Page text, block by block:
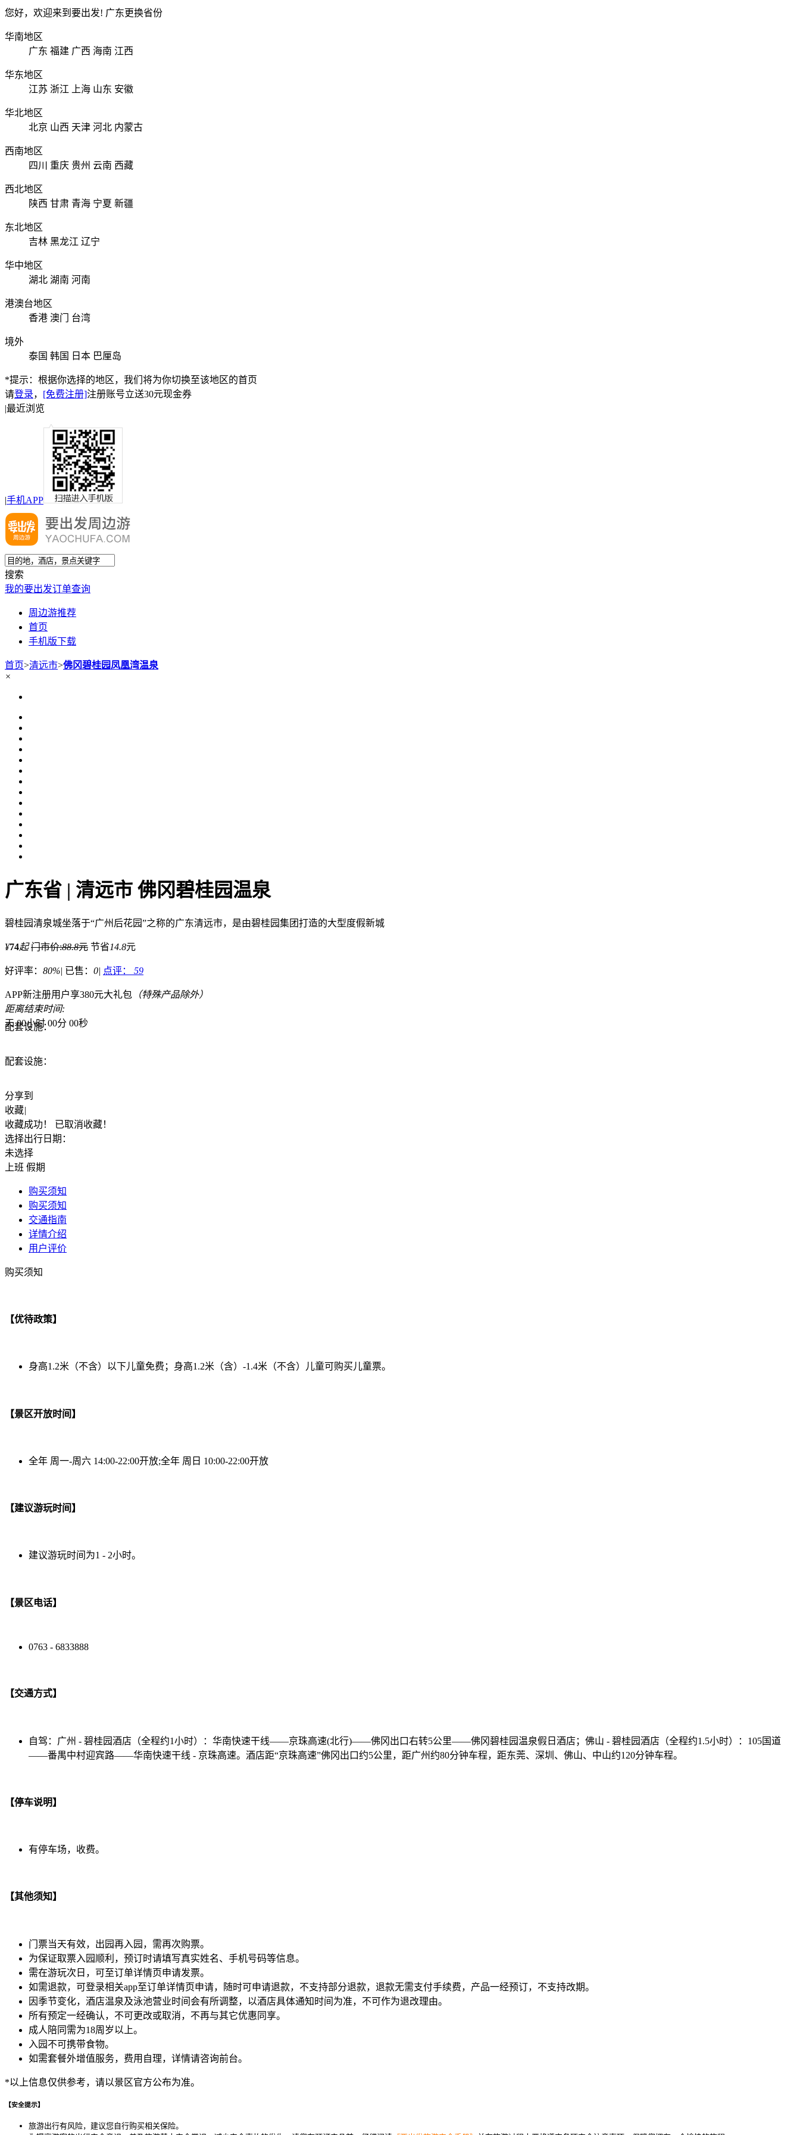
您好，欢迎来到要出发! 广东更换省份
华南地区
广东 福建 广西 海南 江西
华东地区
江苏 浙江 上海 山东 安徽
华北地区
北京 山西 天津 河北 内蒙古
西南地区
四川
重庆 贵州 云南 西藏
西北地区
陕西 甘肃 青海 宁夏 新疆
东北地区
吉林 黑龙江 辽宁
华中地区
湖北 湖南 河南
港澳台地区
香港 澳门 台湾
境外
泰国 韩国 日本 巴厘岛
*提示：根据你选择的地区，我们将为你切换至该地区的首页
请登录， [免费注册]注册账号立送30元现金券
|最近浏览
|手机APP
搜索
我的要出发订单查询
周边游推荐
首页
手机版下载
首页>清远市>佛冈碧桂园凤凰湾温泉
×
广东省 | 清远市 佛冈碧桂园温泉
碧桂园清泉城坐落于“广州后花园”之称的广东清远市，是由碧桂园集团打造的大型度假新城
¥74起 门市价:88.8元 节省14.8元
好评率： 80%| 已售： 0| 点评： 59
APP新注册用户享380元大礼包 （特殊产品除外）
距离结束时间:
天00小时00分 00秒
配套设施：
配套设施：
分享到
收藏|
收藏成功！
已取消收藏！
选择出行日期：
未选择
上班 假期
购买须知
购买须知
交通指南
详情介绍
用户评价
购买须知
【优待政策】
身高1.2米（不含）以下儿童免费；身高1.2米（含）-1.4米（不含）儿童可购买儿童票。
【景区开放时间】
全年 周一-周六 14:00-22:00开放;全年 周日 10:00-22:00开放
【建议游玩时间】
建议游玩时间为1 - 2小时。
【景区电话】
0763 - 6833888
【交通方式】
自驾：广州 - 碧桂园酒店（全程约1小时）：华南快速干线——京珠高速(北行)——佛冈出口右转5公里——佛冈碧桂园温泉假日酒店；佛山 - 碧桂园酒店（全程约1.5小时）：105国道
——番禺中村迎宾路——华南快速干线 - 京珠高速。酒店距“京珠高速”佛冈出口约5公里，距广州约80分钟车程，距东莞、深圳、佛山、中山约120分钟车程。
【停车说明】
有停车场，收费。
【其他须知】
门票当天有效，出园再入园，需再次购票。
为保证取票入园顺利，预订时请填写真实姓名、手机号码等信息。
需在游玩次日，可至订单详情页申请发票。
如需退款，可登录相关app至订单详情页申请，随时可申请退款，不支持部分退款，退款无需支付手续费，产品一经预订，不支持改期。
因季节变化，酒店温泉及泳池营业时间会有所调整，以酒店具体通知时间为准，不可作为退改理由。
所有预定一经确认，不可更改或取消，不再与其它优惠同享。
成人陪同需为18周岁以上。
入园不可携带食物。
如需套餐外增值服务，费用自理，详情请咨询前台。
*以上信息仅供参考，请以景区官方公布为准。
【安全提示】
旅游出行有风险，建议您自行购买相关保险。